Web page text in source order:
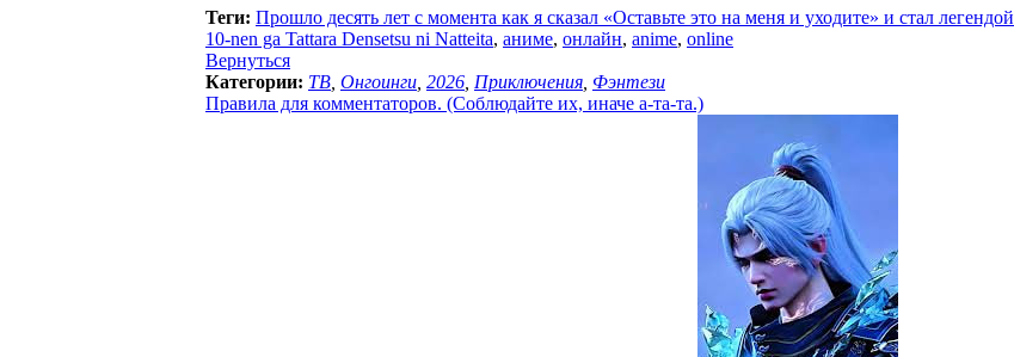
Теги: Прошло десять лет с момента как я сказал «Оставьте это на меня и уходите» и стал легендой
10-nen ga Tattara Densetsu ni Natteita, аниме, онлайн, anime, online
Вернуться
Категории: ТВ Онгоинги 2026 Приключения Фэнтези
Правила для комментаторов. (Соблюдайте их, иначе а-та-та.)